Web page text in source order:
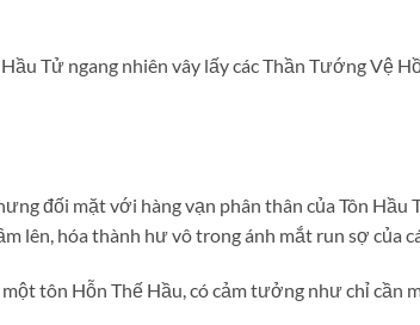
Tử ngang nhiên vây lấy các Thần Tướng Vệ
đối mặt với hàng vạn phân thân của Tôn Hầu
lên, hóa thành hư vô trong ánh mắt run sợ của
tôn Hỗn Thế Hầu, có cảm tưởng như chỉ cần